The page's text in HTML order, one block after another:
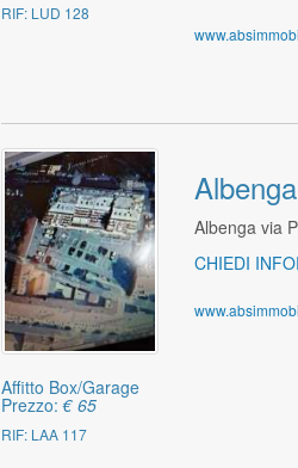
RIF: LUD 128
Affitto Box/Garage
Prezzo:€ 65
RIF: LAA 117
Albenga
Albenga via
CHIEDI